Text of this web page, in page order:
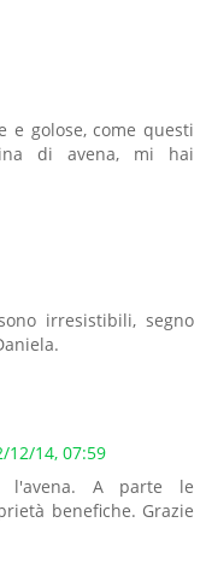
e golose, come questi
di avena, mi hai
irresistibili, segno
12/14, 07:59
l'avena. A parte le
benefiche. Grazie